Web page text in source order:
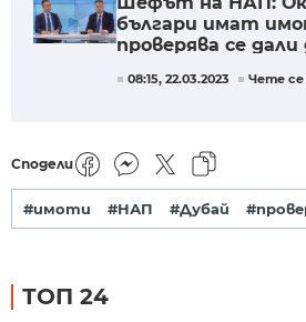
българи имат
проверява се
08:15, 22.03.2023 Чете се
Сподели
#имоти #НАП #Дубай
ТОП 24